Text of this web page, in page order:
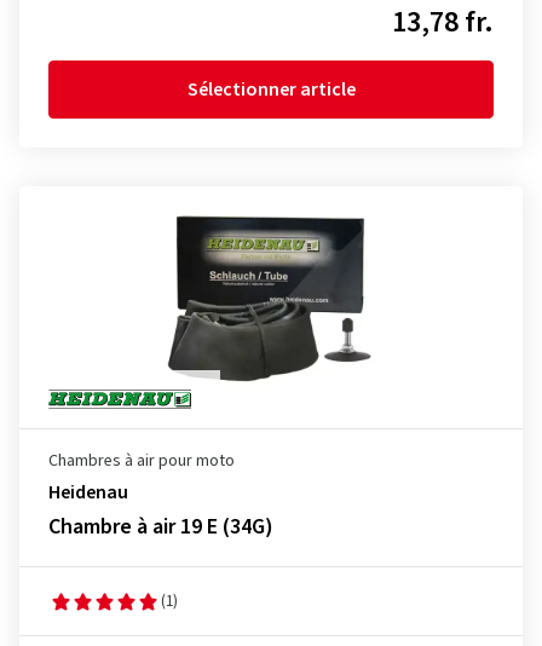
13,78 fr.
Sélectionner article
Chambres à air pour moto
Heidenau
Chambre à air 19 E (34G)
(1)